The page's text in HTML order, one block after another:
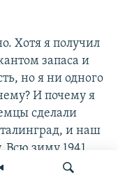
Хотя я получил
запаса и
но я ни одного
И почему я
сделали
и наш
Всю зиму 1941
от